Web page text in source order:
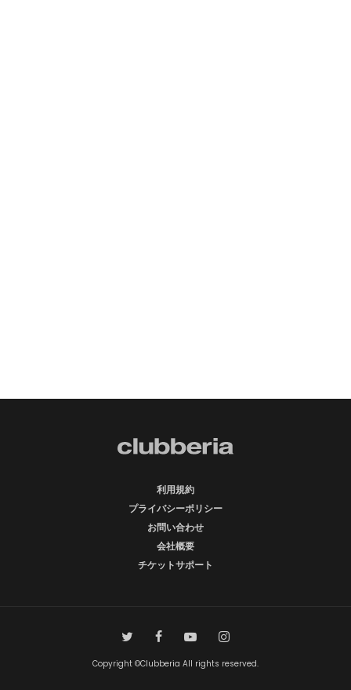
利用規約
プライバシーポリシー
お問い合わせ
会社概要
チケットサポート
Copyright ©Clubberia All rights reserved.